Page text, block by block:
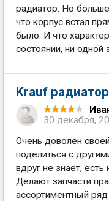
радиатор. Но
что корпус встал
было. И что
состоянии, ни одной
Krauf
30 декабря,
Очень доволен
поделиться с
вдруг не знает,
Делают запчасти
ассортиментный